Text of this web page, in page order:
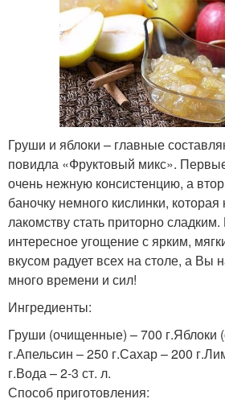
Груши и яблоки – главные
повидла «Фруктовый микс».
очень нежную консистенцию, а
баночку немного кислинки, которая
лакомству стать приторно
интересное угощение с ярким,
вкусом радует всех на столе, а Вы
много времени и сил!
Ингредиенты:
Груши (очищенные) – 700 г.Яблоки
г.Апельсин – 250 г.Сахар – 200
г.Вода – 2-3 ст. л.
Способ приготовления: